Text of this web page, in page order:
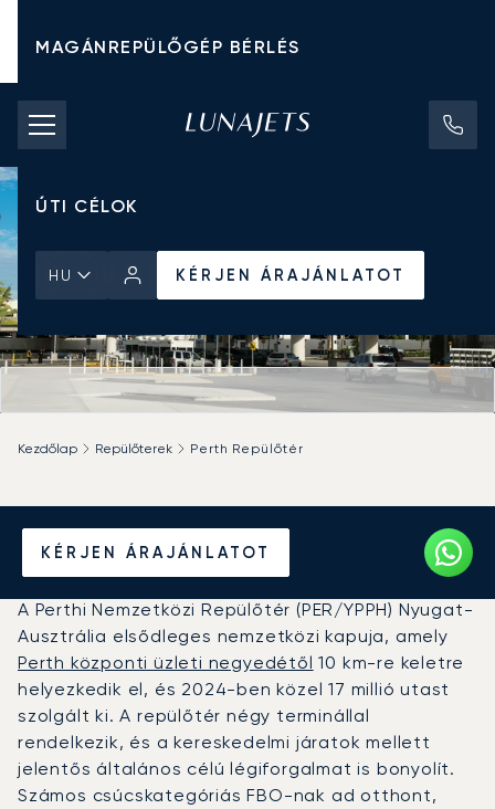
MAGÁNREPÜLŐGÉP BÉRLÉS
CHARTER ÁRAK
MAGÁNREPÜLŐGÉPEK
ÚTI CÉLOK
HU KÉRJEN ÁRAJÁNLATOT
KÉRJEN ÁRAJÁNLATOT
Kezdőlap Repülőterek Perth Repülőtér
Magánrepülőgép bérlése a
Perth Repülőtérre (PER)
A Perthi Nemzetközi Repülőtér (PER/YPPH) Nyugat-
Ausztrália elsődleges nemzetközi kapuja, amely
Perth központi üzleti negyedétől 10 km-re keletre
helyezkedik el, és 2024-ben közel 17 millió utast
szolgált ki. A repülőtér négy terminállal
rendelkezik, és a kereskedelmi járatok mellett
jelentős általános célú légiforgalmat is bonyolít.
Számos csúcskategóriás FBO-nak ad otthont,